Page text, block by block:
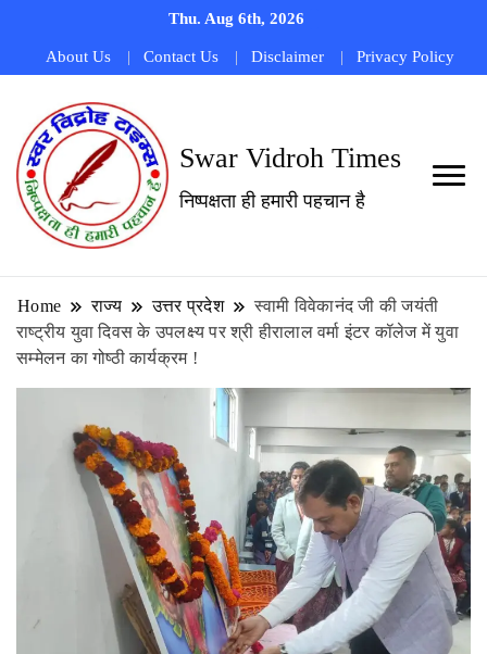
Thu. Aug 6th, 2026
About Us Contact Us Disclaimer Privacy Policy
Swar Vidroh Times
निष्पक्षता ही हमारी पहचान है
Home राज्य उत्तर प्रदेश
स्वामी विवेकानंद जी की जयंती
राष्ट्रीय युवा दिवस के उपलक्ष्य पर श्री हीरालाल वर्मा इंटर कॉलेज में युवा
सम्मेलन का गोष्ठी कार्यक्रम !